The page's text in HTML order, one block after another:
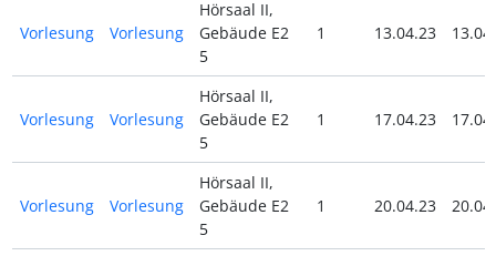
Vorlesung Vorlesung
Hörsaal II,
Gebäude E2
5
1 13.04.23
Vorlesung Vorlesung
Hörsaal II,
Gebäude E2
5
1 17.04.23
Vorlesung Vorlesung
Hörsaal II,
Gebäude E2
5
1 20.04.23